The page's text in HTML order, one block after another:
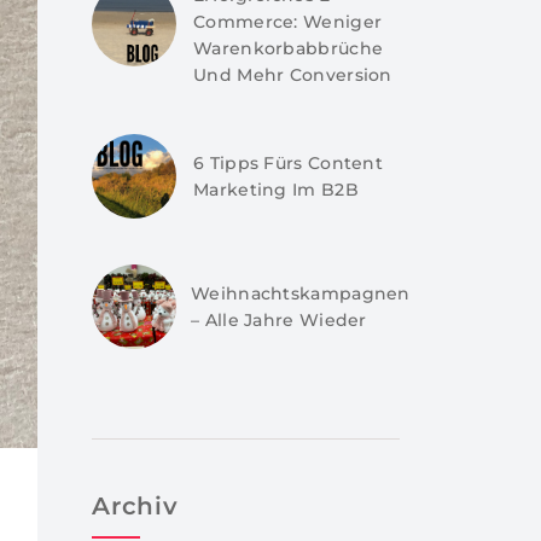
Commerce: Weniger
Warenkorbabbrüche
Und Mehr Conversion
6 Tipps Fürs Content
Marketing Im B2B
Weihnachtskampagnen
– Alle Jahre Wieder
Archiv